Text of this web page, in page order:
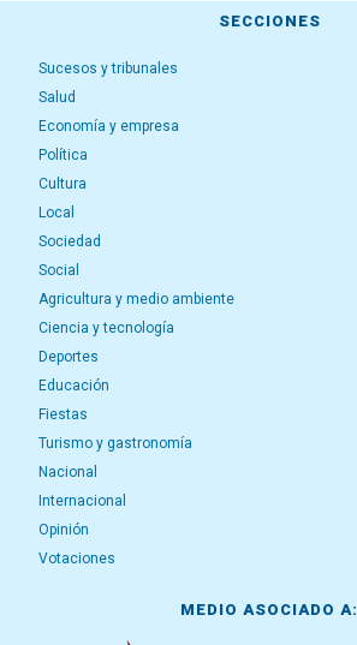
SECCIONES
Sucesos y tribunales
Salud
Economía y empresa
Política
Cultura
Local
Sociedad
Social
Agricultura y medio ambiente
Ciencia y tecnología
Deportes
Educación
Fiestas
Turismo y gastronomía
Nacional
Internacional
Opinión
Votaciones
MEDIO ASOCIADO A: